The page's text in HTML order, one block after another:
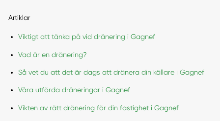
Artiklar
Viktigt att tänka på vid dränering i Gagnef
Vad är en dränering?
Så vet du att det är dags att dränera din källare i Gagnef
Våra utförda dräneringar i Gagnef
Vikten av rätt dränering för din fastighet i Gagnef